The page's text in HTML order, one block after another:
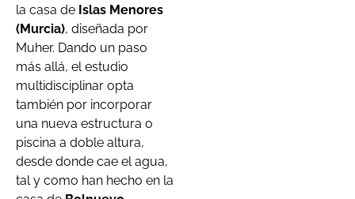
la casa de Islas Menores
(Murcia), diseñada por
Muher. Dando un paso
más allá, el estudio
multidisciplinar opta
también por incorporar
una nueva estructura o
piscina a doble altura,
desde donde cae el agua,
tal y como han hecho en la